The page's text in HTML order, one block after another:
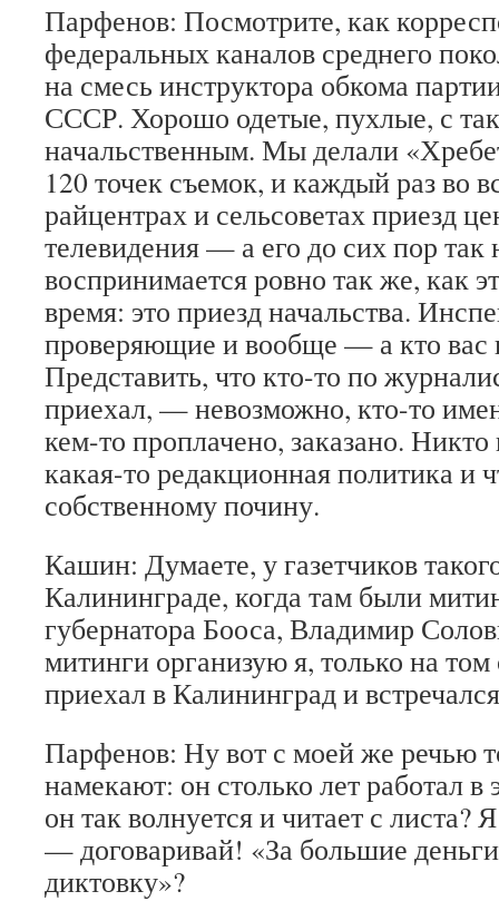
Парфенов: Посмотрите, как
федеральных каналов среднего
на смесь инструктора обкома
СССР. Хорошо одетые, пухлые, с
начальственным. Мы делали
120 точек съемок, и каждый раз во
райцентрах и сельсоветах приезд
телевидения — а его до сих пор
воспринимается ровно так же, как
время: это приезд начальства.
проверяющие и вообще — а кто вас
Представить, что кто-то по
приехал, — невозможно, кто-то
кем-то проплачено, заказано. Никто
какая-то редакционная политика и
собственному почину.
Кашин: Думаете, у газетчиков
Калининграде, когда там были
губернатора Бооса, Владимир
митинги организую я, только на
приехал в Калининград и
Парфенов: Ну вот с моей же речью
намекают: он столько лет работал
он так волнуется и читает с листа?
— договаривай! «За большие
диктовку»?